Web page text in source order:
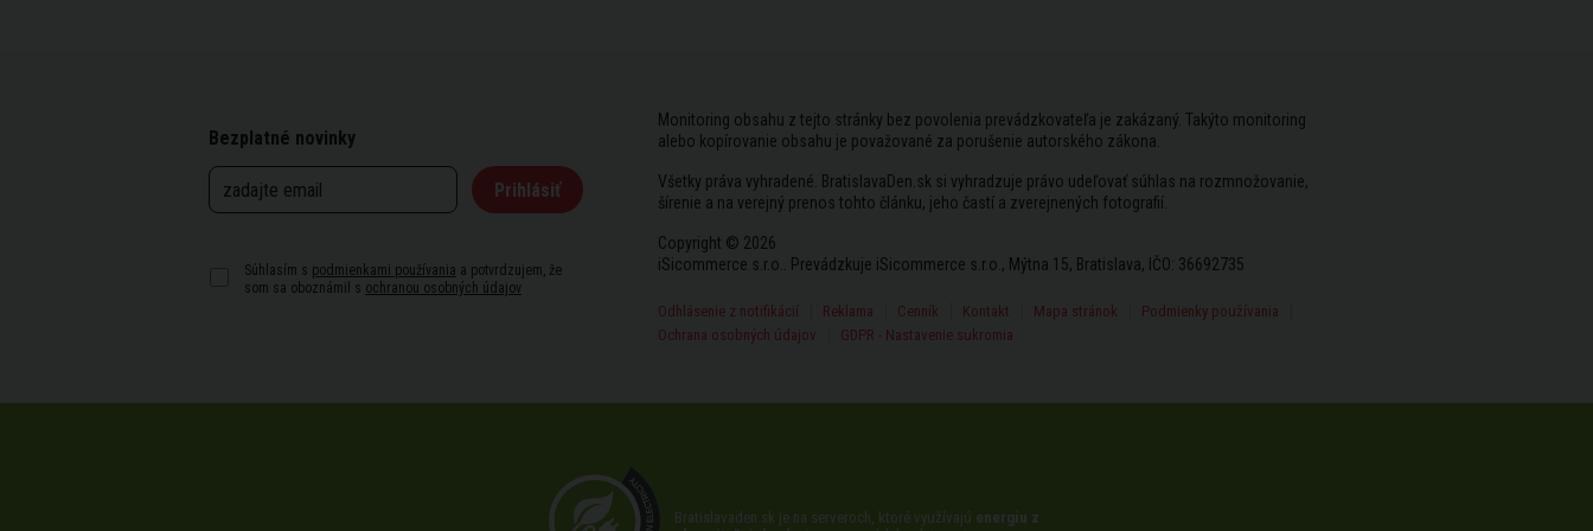
Bezplatné novinky
Prihlásiť
Súhlasím s podmienkami používania a potvrdzujem, že
som sa oboznámil s ochranou osobných údajov
Monitoring obsahu z tejto stránky bez povolenia prevádzkovateľa je zakázaný. Takýto monitoring
alebo kopírovanie obsahu je považované za porušenie autorského zákona.
Všetky práva vyhradené. BratislavaDen.sk si vyhradzuje právo udeľovať súhlas na rozmnožovanie,
šírenie a na verejný prenos tohto článku, jeho častí a zverejnených fotografií.
Copyright © 2026
iSicommerce s.r.o.. Prevádzkuje iSicommerce s.r.o., Mýtna 15, Bratislava, IČO: 36692735
Odhlásenie z notifikácií Reklama Cenník Kontakt Mapa stránok
Podmienky používania
Ochrana osobných údajov
GDPR - Nastavenie sukromia
Bratislavaden.sk je na serveroch, ktoré využívajú energiu z